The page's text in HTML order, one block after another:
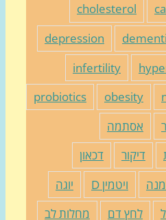
depression
infertility
probiotics
דכאון
ויטמין D
יוגה
מחלות לב